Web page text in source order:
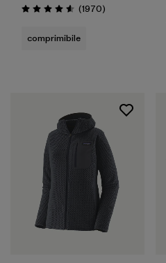
Valutazione: 4.6 / 5
(1970Recensioni
)
comprimibile